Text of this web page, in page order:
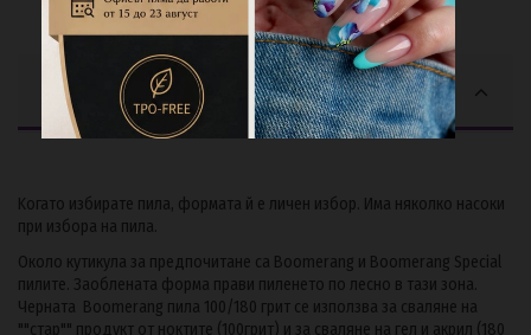
Описание
Kогато избирате пила, формата й е личен избор. Има няколко насоки
при избора на пила.
Около кутикула за предпочитане са Boomerang и Boomerang Special
пилите. Заоблената форма прави пиленето по лесно в тази зона.
Черната Boomerang пила 100/180 грит се използва за сваляне на
""стар"" продукт от ноктите (100грит) и за сваляне на гел и акрил (180